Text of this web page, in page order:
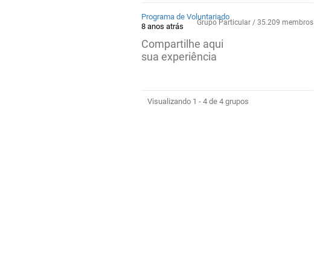
Programa de Voluntariado
8 anos atrás
Compartilhe aqui
sua experiência
Grupo Particular / 35.209 membros
Visualizando 1 - 4 de 4 grupos